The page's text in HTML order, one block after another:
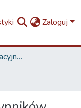
Zaloguj
Postępowania habilitacyjne / Post-doctoral Dissertations - proceedings